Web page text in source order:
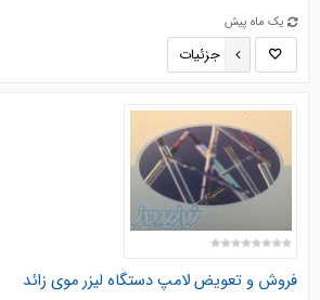
یک ماه پیش
جزئیات
فروش و تعویض لامپ دستگاه لیزر موی زائد